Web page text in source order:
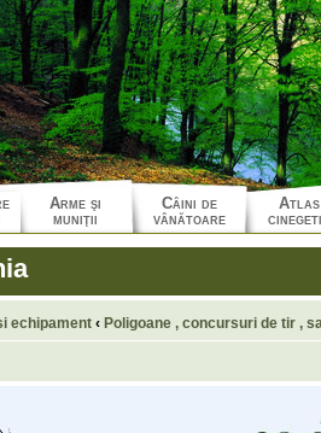
Arme şi
muniţii
Câini de
vânătoare
Atlas
echipament ‹ Poligoane , concursuri de tir ,